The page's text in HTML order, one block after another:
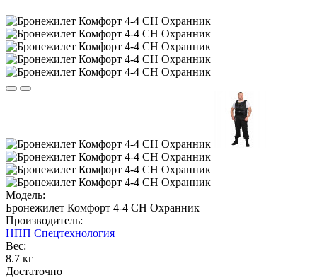
Модель:
Бронежилет Комфорт 4-4 СН Охранник
Производитель:
НПП Спецтехнология
Вес:
8.7 кг
Достаточно